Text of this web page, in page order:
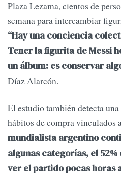
Plaza Lezama, cientos de
semana para intercambiar
“Hay una conciencia
Tener la figurita de Messi
un álbum: es conservar
Díaz Alarcón.
El estudio también detecta
hábitos de compra vinculados
mundialista argentino
algunas categorías, el
ver el partido pocas horas